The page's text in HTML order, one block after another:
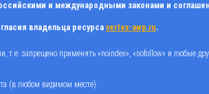
и международными законами и
владельца ресурса vertex-awp.ru.
запрещено применять «noindex», «nofollow» и любые
(в любом видимом месте).